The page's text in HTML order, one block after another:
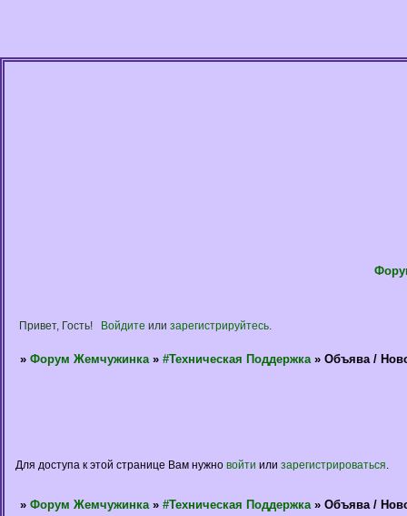
Привет, Гость! Войдите или зарегистрируйтесь.
» Форум Жемчужинка » #Техническая Поддержка » Объява /
Для доступа к этой странице Вам нужно войти или зарегистрироваться
» Форум Жемчужинка » #Техническая Поддержка » Объява /